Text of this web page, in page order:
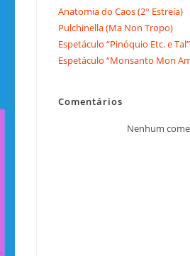
Anatomia do Caos (2° Estreía)
Pulchinella (Ma Non Tropo)
Espetáculo “Pinóquio Etc. e Tal”
Espetáculo “Monsanto Mon
Comentários
Nenhum